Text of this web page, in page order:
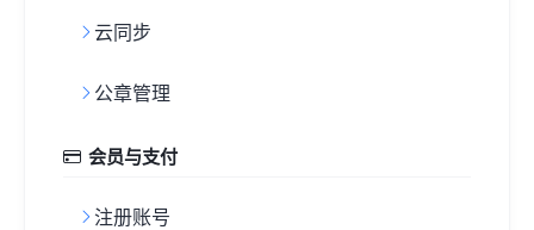
云同步
公章管理
会员与支付
注册账号